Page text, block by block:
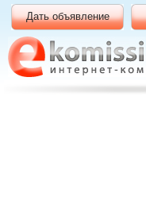
Дать объявление